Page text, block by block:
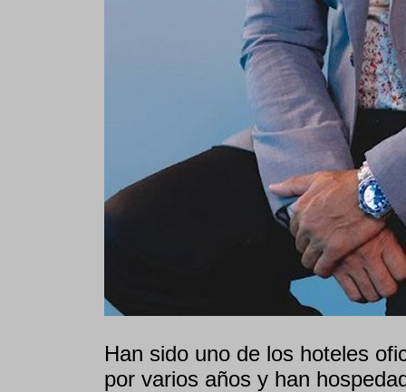
Han sido uno de los hoteles
por varios años y han